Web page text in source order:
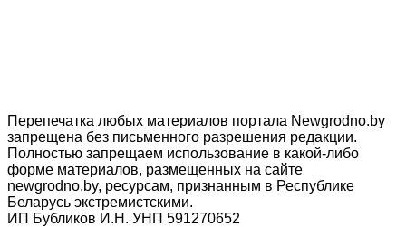
Перепечатка любых материалов портала Newgrodno.by
запрещена без письменного разрешения редакции.
Полностью запрещаем использование в какой-либо
форме материалов, размещенных на сайте
newgrodno.by, ресурсам, признанным в Республике
Беларусь экстремистскими.
ИП Бубликов И.Н. УНП 591270652